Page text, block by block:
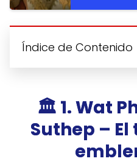
Índice de Contenido
🏛️ 1. Wat
Suthep –